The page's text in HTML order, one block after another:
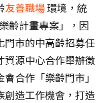
友善職場環境，統
齡計畫專案」，因
門市的中高齡招募任
資源中心合作舉辦徵
合作「樂齡門市」
創造工作機會，打造